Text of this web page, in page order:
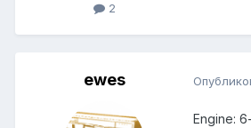
2
ewes
Engine: